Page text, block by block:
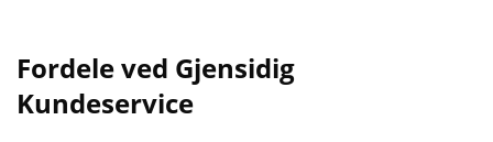
Fordele ved Gjensidig
Kundeservice